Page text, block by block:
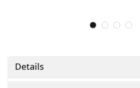
Details